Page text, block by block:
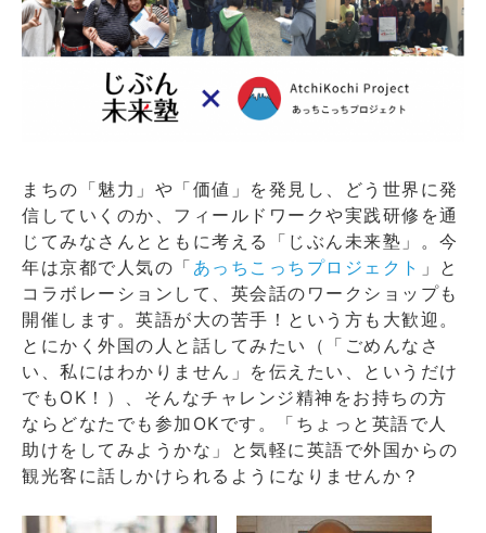
集
の
お
催）
に
まちの「魅力」や「価値」を発見し、どう世界に発
信していくのか、フィールドワークや実践研修を通
じてみなさんとともに考える「じぶん未来塾」。今
年は京都で人気の「 あっちこっちプロジェクト 」と
コラボレーションして、英会話のワークショップも
開催します。英語が大の苦手！という方も大歓迎。
とにかく外国の人と話してみたい（「ごめんなさ
い、私にはわかりません」を伝えたい、というだけ
でもOK！）、そんなチャレンジ精神をお持ちの方
ならどなたでも参加OKです。「ちょっと英語で人
助けをしてみようかな」と気軽に英語で外国からの
観光客に話しかけられるようになりませんか？